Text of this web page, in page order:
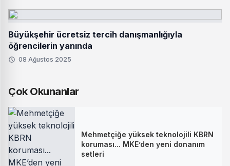
Büyükşehir ücretsiz tercih danışmanlığıyla
öğrencilerin yanında
08 Ağustos 2025
Çok Okunanlar
Mehmetçiğe yüksek teknolojili KBRN
koruması... MKE’den yeni donanım
setleri